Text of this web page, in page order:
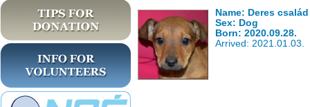
Name: Deres
Sex: Dog
Born: 2020.09.28.
Arrived: 2021.01.03.